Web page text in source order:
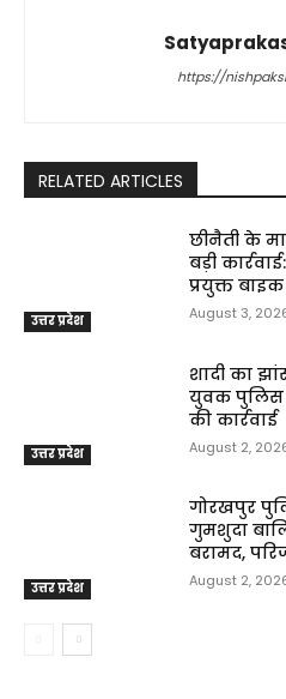
https://
RELATED ARTICLES
उत्तर प्रदेश
छीनैती के
बड़ी
प्रयुक्त
August 3,
उत्तर प्रदेश
शादी का
युवक पुलिस
की कार्रवाई
August 2,
उत्तर प्रदेश
गोरखपुर
गुमशुदा
बरामद,
August 2,